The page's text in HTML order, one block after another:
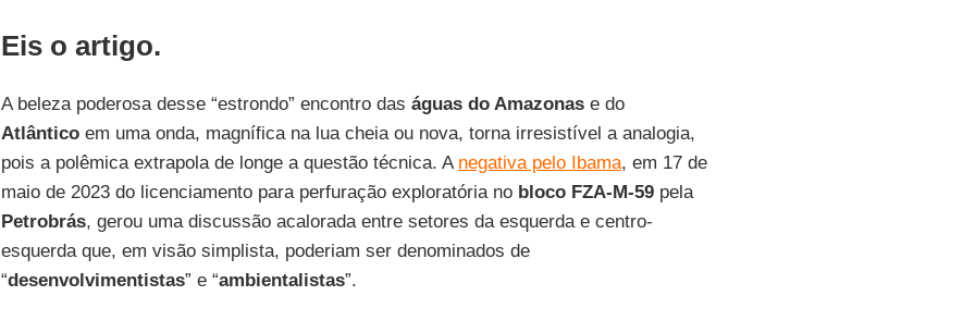
Eis o artigo.
A beleza poderosa desse “estrondo” encontro das águas do Amazonase do
Atlânticoem uma onda, magnífica na lua cheia ou nova, torna irresistível a analogia,
pois a polêmica extrapola de longe a questão técnica. A negativa pelo Ibama, em 17 de
maio de 2023 do licenciamento para perfuração exploratória no bloco FZA-M-59pela
Petrobrás, gerou uma discussão acalorada entre setores da esquerda e centro-
esquerda que, em visão simplista, poderiam ser denominados de
“desenvolvimentistas” e “ambientalistas”.